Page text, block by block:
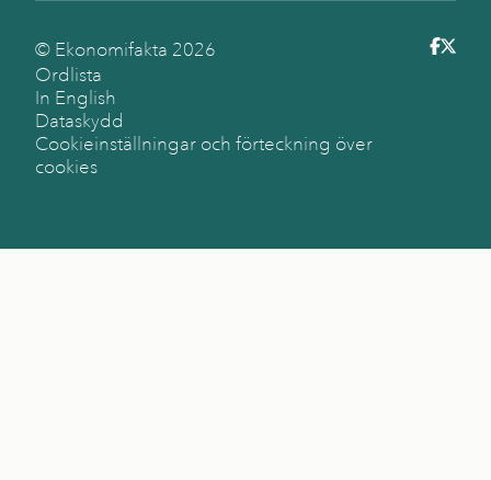
© Ekonomifakta 2026
Ordlista
In English
Dataskydd
Cookieinställningar och förteckning över
cookies